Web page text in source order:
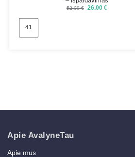
52.00€ 26.00 €
41
Apie AvalyneTau
Apie mus